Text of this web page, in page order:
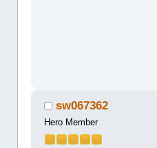
sw067362
Hero Member